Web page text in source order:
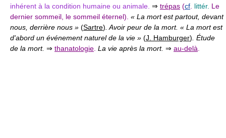
inhérent à la condition humaine ou animale. ⇒ trépas (cf littér. Le
dernier sommeil, le sommeil éternel). « La mort est partout, devant
nous, derrière nous » (Sartre) . Avoir peur de la mort. « La mort est
d'abord un événement naturel de la vie » (J. Hamburger) . Étude
de la mort. ⇒ thanatologie La vie après la mort. ⇒ au-delà